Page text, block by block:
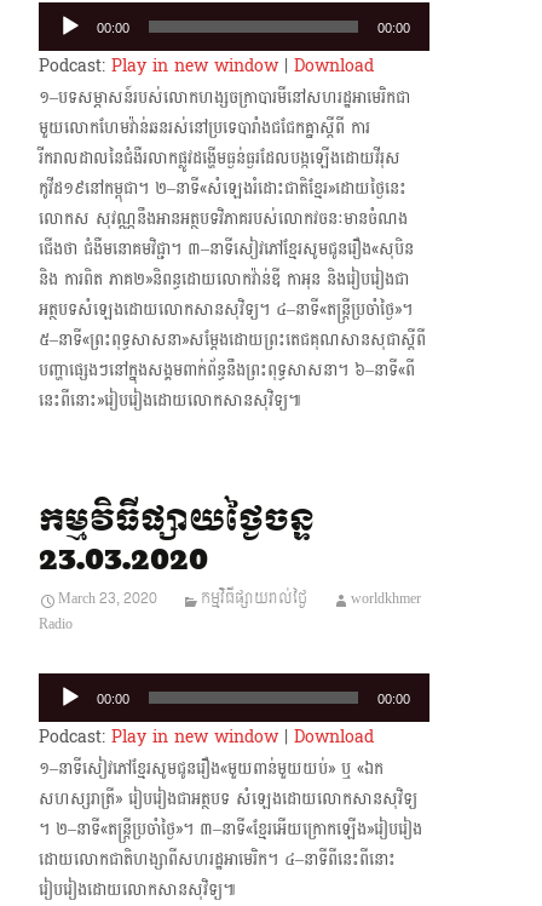
Audio
Player
00:00 00:00
Podcast: Play in new window| Download
១–បទសម្ភាសន៍របស់លោកហង្សចក្រាបារមីនៅសហរដ្ឋអាមេរិកជា
មួយលោកហែមវ៉ាន់ឆនរស់នៅ​ប្រទេបារាំងជជែកគ្នាស្តីពី ការ
រីករាលដាលនៃជំងឺរលាកផ្លូវដង្ហើមធ្ងន់ធ្ងរដែលបង្កឡើង​ដោយវីរុស​
កូវីដ១៩នៅកម្ពុជា។ ២–នាទី«សំឡេងរំដោះជាតិខ្មែរ»ដោយថ្ងៃនេះ
លោកស សុវណ្ណនឹងអានអត្ថបទវិភាគរបស់លោកវចនៈ​មាន​ចំណង
ជើងថា ជំងឺមនោគមវិជ្ជា។ ៣–នាទីសៀវភៅខ្មែរសូមជូនរឿង«សុបិន
និង ការពិត ភាគ២»និពន្ធដោយលោកវ៉ាន់ឌី កាអុន និងរៀបរៀងជា​
អត្ថបទ​សំឡេង​ដោយលោកសានសុវិទ្យ។ ៤–នាទី«តន្ត្រីប្រចាំថ្ងៃ»។
៥–នាទី«ព្រះពុទ្ធសាសនា»សម្តែងដោយព្រះតេជគុណសានសុជាស្តីពី
បញ្ហាផ្សេងៗនៅក្នុងសង្គមពាក់​ព័ន្ធនឹងព្រះពុទ្ធសាសនា។ ៦–នាទី«ពី
នេះពីនោះ»រៀបរៀងដោយលោកសានសុវិទ្យ៕
កម្មវិធីផ្សាយថ្ងៃចន្ទ
23.03.2020
March 23, 2020 កម្មវិធីផ្សាយរាល់ថ្ងៃ
worldkhmer
Radio
Audio
Player
00:00 00:00
Podcast: Play in new window| Download
១–នាទីសៀវភៅខ្មែរសូមជូនរឿង«មួយពាន់មួយយប់» ឬ «ឯក
សហស្សរាត្រី» រៀបរៀងជាអត្ថបទ សំឡេងដោយលោកសានសុវិទ្យ
។ ២–នាទី«តន្ត្រីប្រចាំថ្ងៃ»។ ៣–នាទី«ខ្មែរអើយក្រោក​ឡើង»រៀបរៀង​
ដោយលោកជាតិហង្សាពីសហរដ្ឋ​អាមេរិក។ ៤–នាទីពីនេះពីនោះ
រៀបរៀងដោយលោកសានសុវិទ្យ៕